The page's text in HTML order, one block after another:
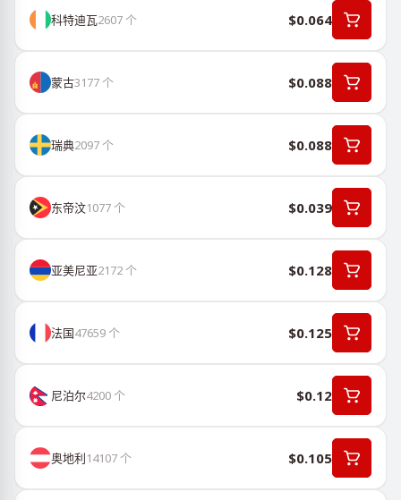
科特迪瓦2607个 $0.064
蒙古3177个 $0.088
瑞典2097个 $0.088
东帝汶1077个 $0.039
亚美尼亚2172个 $0.128
法国47659个 $0.125
尼泊尔4200个 $0.12
奥地利14107个 $0.105